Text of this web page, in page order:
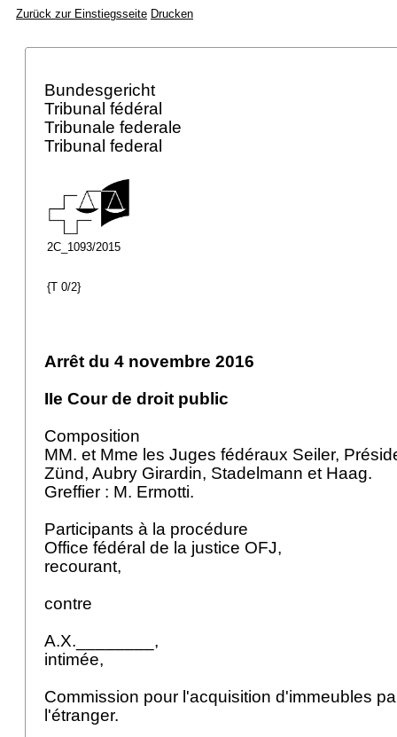
Zurück zur Einstiegsseite Drucken
Bundesgericht
Tribunal fédéral
Tribunale federale
Tribunal federal
2C_1093/2015
{T 0/2}
Arrêt du 4 novembre 2016
IIe Cour de droit public
Composition
MM. et Mme les Juges fédéraux Seiler,
Zünd, Aubry Girardin, Stadelmann et Haag.
Greffier : M. Ermotti.
Participants à la procédure
Office fédéral de la justice OFJ,
recourant,
contre
A.X.________,
intimée,
Commission pour l'acquisition d'immeubles
l'étranger.